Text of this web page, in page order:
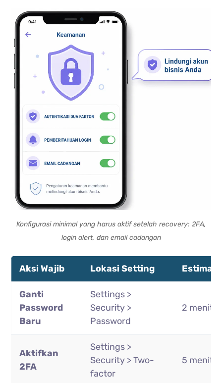
Konfigurasi minimal yang harus aktif setelah recovery: 2FA,
login alert, dan email cadangan
Aksi Wajib Lokasi Setting
Ganti
Password
Baru
Settings >
Security >
Password
2 menit
Aktifkan
2FA
Settings >
Security > Two-
factor
5 menit